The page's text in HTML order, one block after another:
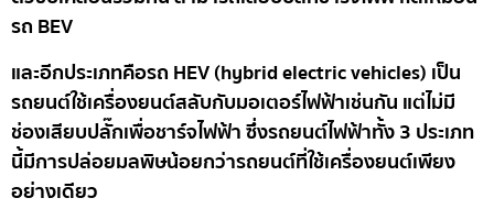
รถ BEV
และอีกประเภทคือรถ HEV (hybrid electric vehicles) เป็น
รถยนต์ใช้เครื่องยนต์สลับกับมอเตอร์ไฟฟ้าเช่นกัน แต่ไม่มี
ช่องเสียบปลั๊กเพื่อชาร์จไฟฟ้า ซึ่งรถยนต์ไฟฟ้าทั้ง 3 ประเภท
นี้มีการปล่อยมลพิษน้อยกว่ารถยนต์ที่ใช้เครื่องยนต์เพียง
อย่างเดียว